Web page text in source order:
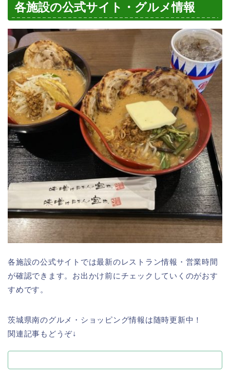
各施設の公式サイト・グルメ情報
各施設の公式サイトでは最新のレストラン情報・営業時間
が確認できます。お出かけ前にチェックしていくのがおす
すめです。
茨城県南のグルメ・ショッピング情報は随時更新中！
関連記事もどうぞ↓